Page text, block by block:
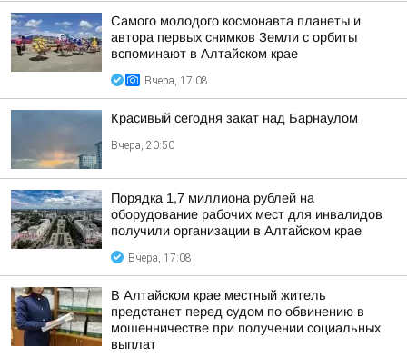
Самого молодого космонавта планеты и
автора первых снимков Земли с орбиты
вспоминают в Алтайском крае
Вчера, 17:08
Красивый сегодня закат над Барнаулом
Вчера, 20:50
Порядка 1,7 миллиона рублей на
оборудование рабочих мест для инвалидов
получили организации в Алтайском крае
Вчера, 17:08
В Алтайском крае местный житель
предстанет перед судом по обвинению в
мошенничестве при получении социальных
выплат